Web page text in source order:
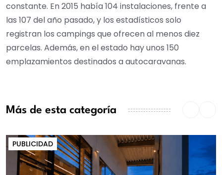
constante. En 2015 había 104 instalaciones, frente a
las 107 del año pasado, y los estadísticos solo
registran los campings que ofrecen al menos diez
parcelas. Además, en el estado hay unos 150
emplazamientos destinados a autocaravanas.
Más de esta categoría
PUBLICIDAD